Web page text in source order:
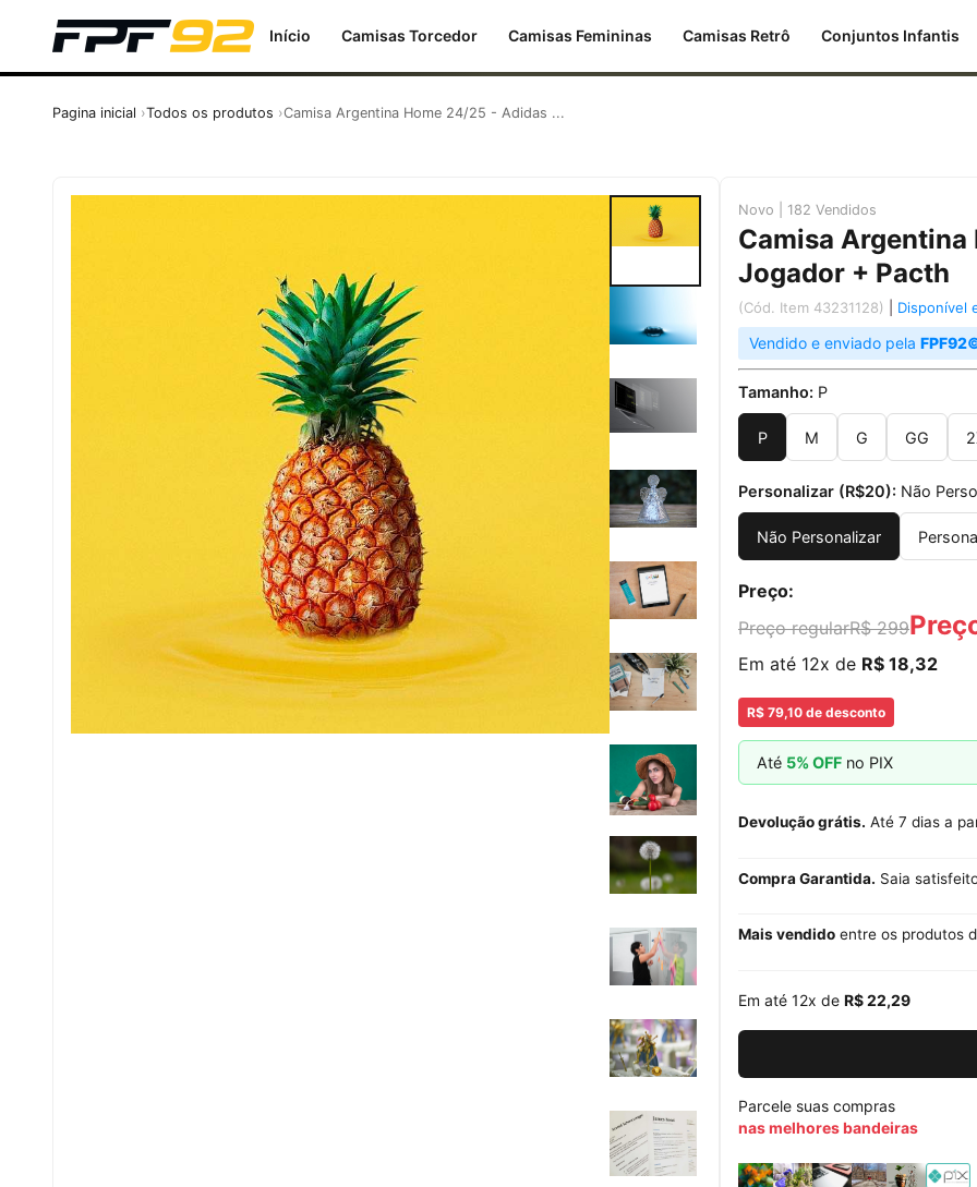
Início Camisas Torcedor Camisas Femininas Camisas Retrô Conjuntos Infantis
Pagina inicial Todos os produtos Camisa Argentina Home 24/25 - Adidas ...
Novo | 182 Vendidos
Camisa
Jogador + Pacth
(Cód. Item 43231128) Disponível
Vendido e enviado pela
Tamanho: P
P M G GG
Personalizar (R$20): Não
Não Personalizar
Preço:
Preço regularR$ 299
Em até 12x de R$ 18,32
R$ 79,10 de desconto
Até 5% OFF no PIX
Devolução grátis. Até 7 dias a
Compra Garantida. Saia
Mais vendido entre os produtos
Em até 12x de R$ 22,29
Parcele suas compras
nas melhores bandeiras